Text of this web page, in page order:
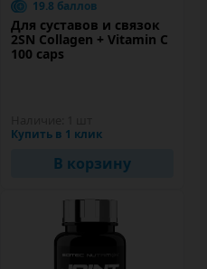
19.8 баллов
Для суставов и связок
2SN Collagen + Vitamin C
100 caps
Купить в 1 клик
В корзину